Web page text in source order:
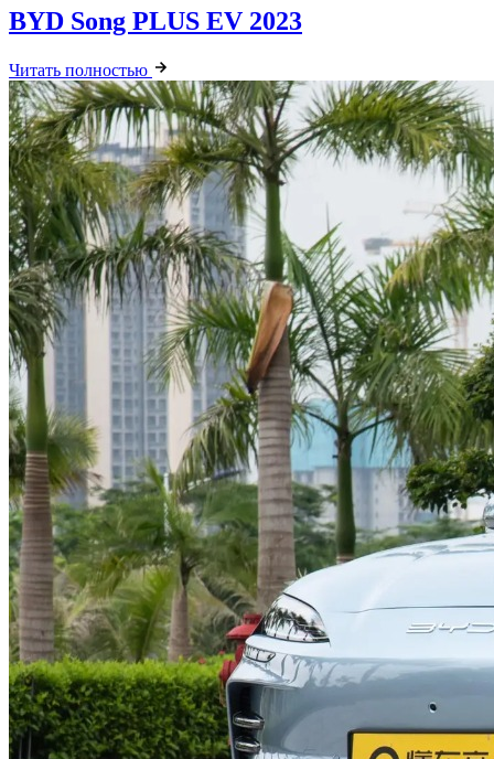
BYD Song PLUS EV 2023
Читать полностью